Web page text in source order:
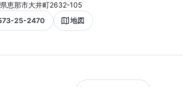
恵那市大井町2632-105
25-2470
地図